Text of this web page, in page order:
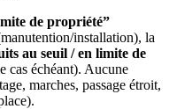
de propriété”
installation), la
au seuil / en limite de
cas échéant). Aucune
marches, passage étroit,